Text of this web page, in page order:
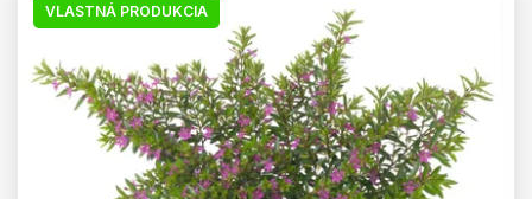
VLASTNÁ PRODUKCIA